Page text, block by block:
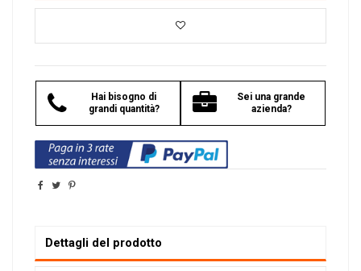
Hai bisogno di
grandi quantità?
Sei una grande
azienda?
Dettagli del prodotto